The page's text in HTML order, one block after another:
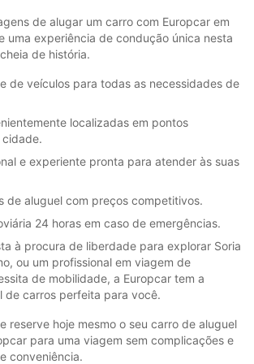
de alugar um carro com Europcar em
uma experiência de condução única nesta
de história.
de veículos para todas as necessidades de
localizadas em pontos
e experiente pronta para atender às suas
de aluguel com preços competitivos.
24 horas em caso de emergências.
à procura de liberdade para explorar Soria
ou um profissional em viagem de
de mobilidade, a Europcar tem a
de carros perfeita para você.
reserve hoje mesmo o seu carro de aluguel
para uma viagem sem complicações e
conveniência.